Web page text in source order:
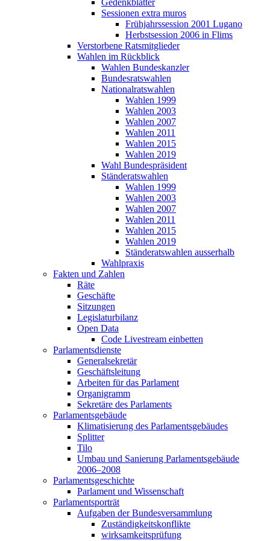
Gedenkblätter
Sessionen extra muros
Frühjahrssession 2001 Lugano
Herbstsession 2006 in Flims
Verstorbene Ratsmitglieder
Wahlen im Rückblick
Wahlen Bundeskanzler
Bundesratswahlen
Nationalratswahlen
Wahlen 1999
Wahlen 2003
Wahlen 2007
Wahlen 2011
Wahlen 2015
Wahlen 2019
Wahl Bundespräsident
Ständeratswahlen
Wahlen 1999
Wahlen 2003
Wahlen 2007
Wahlen 2011
Wahlen 2015
Wahlen 2019
Ständeratswahlen ausserhalb
Wahlpraxis
Fakten und Zahlen
Räte
Geschäfte
Sitzungen
Legislaturbilanz
Open Data
Code Livestream einbetten
Parlamentsdienste
Generalsekretär
Geschäftsleitung
Arbeiten für das Parlament
Organigramm
Sekretäre des Parlaments
Parlamentsgebäude
Klimatisierung des Parlamentsgebäudes
Splitter
Tilo
Umbau und Sanierung Parlamentsgebäude
2006–2008
Parlamentsgeschichte
Parlament und Wissenschaft
Parlamentsporträt
Aufgaben der Bundesversammlung
Zuständigkeitskonflikte
wirksamkeitsprüfung